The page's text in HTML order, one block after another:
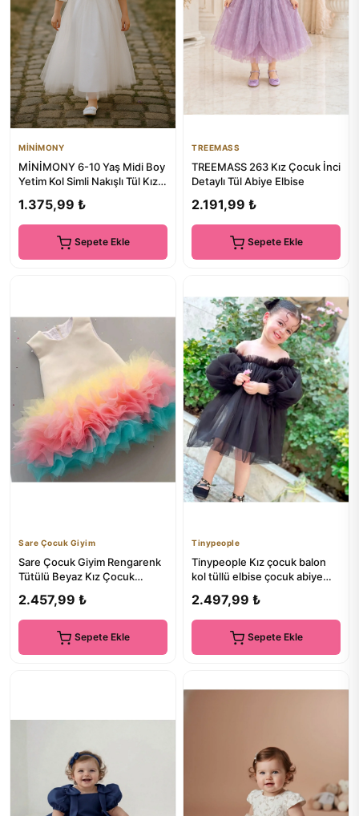
MİNİMONY
MİNİMONY 6-10 Yaş Midi Boy
Yetim Kol Simli Nakışlı Tül Kız
1.375,99 ₺
Sepete Ekle
TREEMASS
TREEMASS 263 Kız Çocuk İnci
Detaylı Tül Abiye Elbise
2.191,99 ₺
Sepete Ekle
Sare Çocuk Giyim
Sare Çocuk Giyim Rengarenk
Tütülü Beyaz Kız Çocuk
2.457,99 ₺
Sepete Ekle
Tinypeople
Tinypeople Kız çocuk balon
kol tüllü elbise çocuk abiye
2.497,99 ₺
Sepete Ekle